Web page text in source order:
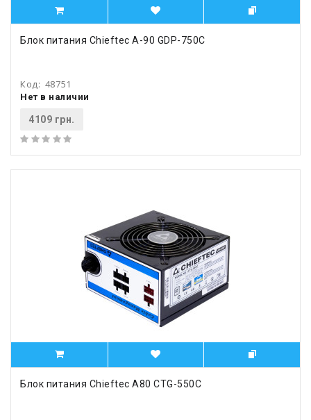
Блок питания Chieftec A-90 GDP-750C
Код: 48751
Нет в наличии
4109 грн.
Блок питания Chieftec A80 CTG-550C